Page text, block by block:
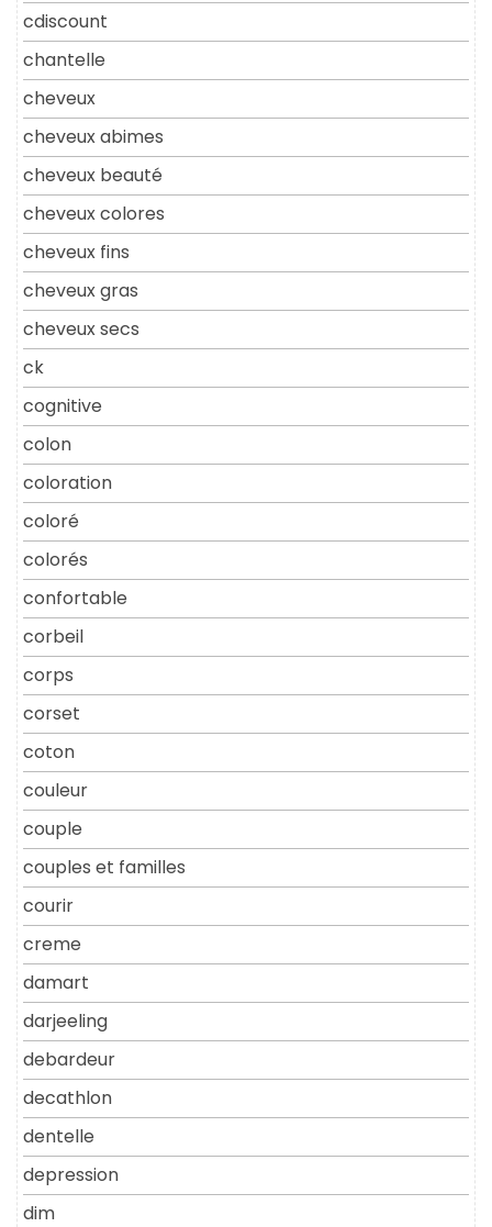
cdiscount
chantelle
cheveux
cheveux abimes
cheveux beauté
cheveux colores
cheveux fins
cheveux gras
cheveux secs
ck
cognitive
colon
coloration
coloré
colorés
confortable
corbeil
corps
corset
coton
couleur
couple
couples et familles
courir
creme
damart
darjeeling
debardeur
decathlon
dentelle
depression
dim